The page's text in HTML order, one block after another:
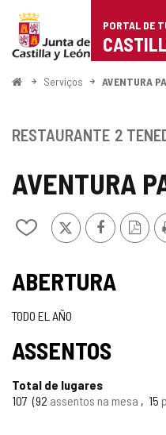
Portal
de
Turismo
Castilla
León
PORTAL DE
ComeçoServiços AVENTURA
AVENTURA
Adicionar
de
meus
x Facebook
PDF
RESTAURANTE 2
ABERTURA
TODO EL AÑO
ASSENTOS
Total de lugares
107 92 assentos na mesa 15